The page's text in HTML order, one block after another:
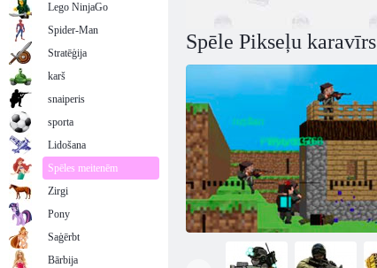
Spēle Pikseļu karavīrs
Lego NinjaGo
Spider-Man
Stratēģija
karš
snaiperis
sporta
Lidošana
Spēles meitenēm
Zirgi
Pony
Saģērbt
Bārbija